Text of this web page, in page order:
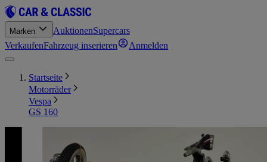
Marken AuktionenSupercars
VerkaufenFahrzeug inserieren Anmelden
Startseite
Motorräder
Vespa
GS 160